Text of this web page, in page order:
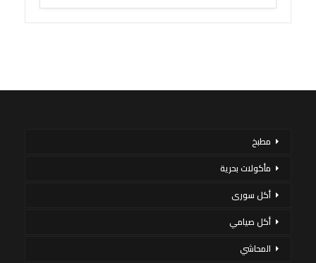
مطبخ
مأكولات بحرية
أكل سورى
أكل صيامي
المحاشي